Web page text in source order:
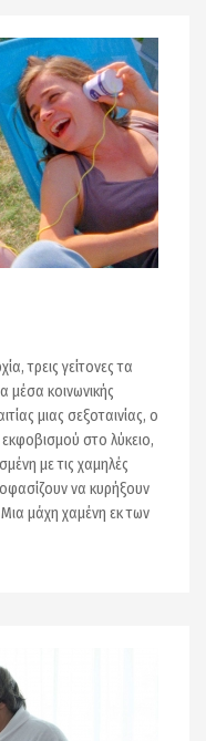
τρεις γείτονες τα
μέσα κοινωνικής
μιας σεξοταινίας, ο
στο λύκειο,
με τις χαμηλές
να κυρήξουν
μάχη χαμένη εκ των